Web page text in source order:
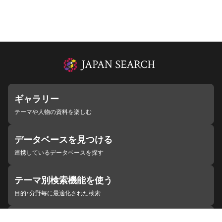
ギャラリー
テーマや人物の資料を楽しむ
データベースを見つける
連携しているデータベースを探す
テーマ別検索機能を使う
目的・分野毎に最適化された検索